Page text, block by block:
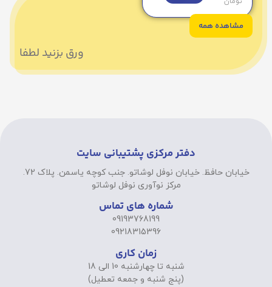
مشاهده همه
ورق بزنید لطفا
دفتر مرکزی پشتیبانی سایت
خیابان حافظ. خیابان نوفل لوشاتو. جنب کوچه یاسمن. پلاک 72.
مرکز نوآوری نوفل لوشاتو
شماره های تماس
09193768199
09218315396
زمان کاری
شنبه تا چهارشنبه 10 الی 18
(پنج شنبه و جمعه تعطیل)